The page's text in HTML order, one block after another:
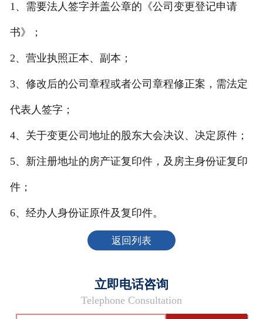
1、需要法人签字并盖公章的《公司变更登记申请
书》；
2、营业执照正本、副本；
3、修改后的公司章程或者公司章程修正案，需法定
代表人签字；
4、关于变更公司地址的股东大会决议、决定原件；
5、新注册地址的房产证复印件，及房主身份证复印
件；
6、经办人身份证原件及复印件。
返回列表
立即电话咨询
Telephone Consultation